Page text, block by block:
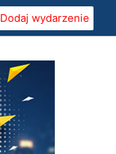
Dodaj wydarzenie